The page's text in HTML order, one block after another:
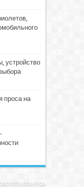
устройство
проса на